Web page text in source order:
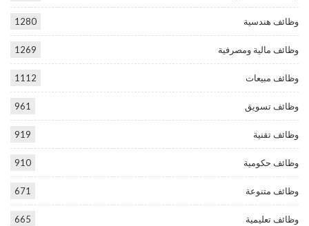
وظائف هندسية 1280
وظائف مالية ومصرفية 1269
وظائف مبيعات 1112
وظائف تسويق 961
وظائف تقنية 919
وظائف حكومية 910
وظائف متنوعة 671
وظائف تعليمية 665